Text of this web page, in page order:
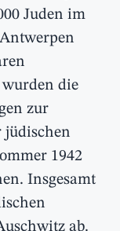
Juden im
die
zur
jüdischen
1942
Insgesamt
ab.